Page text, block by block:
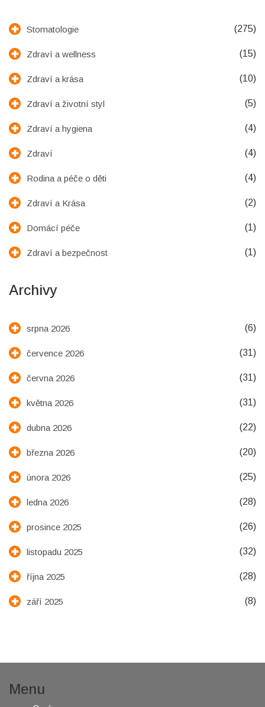
Stomatologie (275)
Zdraví a wellness (15)
Zdraví a krása (10)
Zdraví a životní styl (5)
Zdraví a hygiena (4)
Zdraví (4)
Rodina a péče o děti (4)
Zdraví a Krása (2)
Domácí péče (1)
Zdraví a bezpečnost (1)
Archivy
srpna 2026 (6)
července 2026 (31)
června 2026 (31)
května 2026 (31)
dubna 2026 (22)
března 2026 (20)
února 2026 (25)
ledna 2026 (28)
prosince 2025 (26)
listopadu 2025 (32)
října 2025 (28)
září 2025 (8)
Menu